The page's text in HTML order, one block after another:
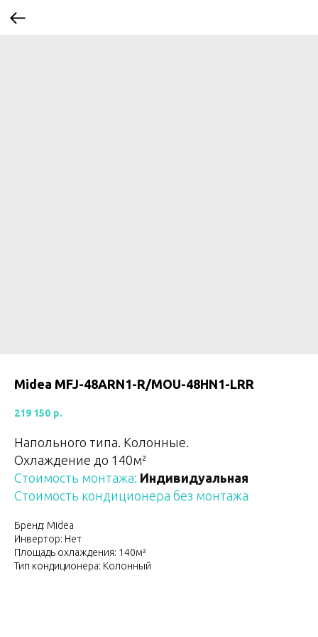
Midea MFJ-48ARN1-R/MOU-48HN1-LRR
219 150 р.
Напольного типа. Колонные.
Охлаждение до 140м²
Стоимость монтажа: Индивидуальная
Стоимость кондиционера без монтажа
Бренд: Midea
Инвертор: Нет
Площадь охлаждения: 140м²
Тип кондиционера: Колонный